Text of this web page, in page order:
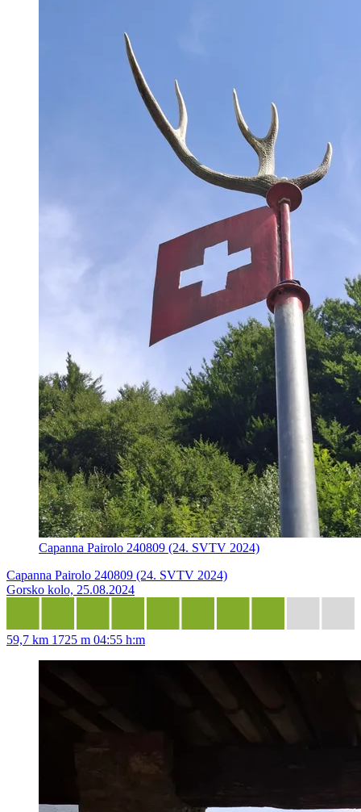
Capanna Pairolo 240809 (24. SVTV 2024)
Capanna Pairolo 240809 (24. SVTV 2024)
Gorsko kolo, 25.08.2024
59,7 km 1725 m 04:55 h:m